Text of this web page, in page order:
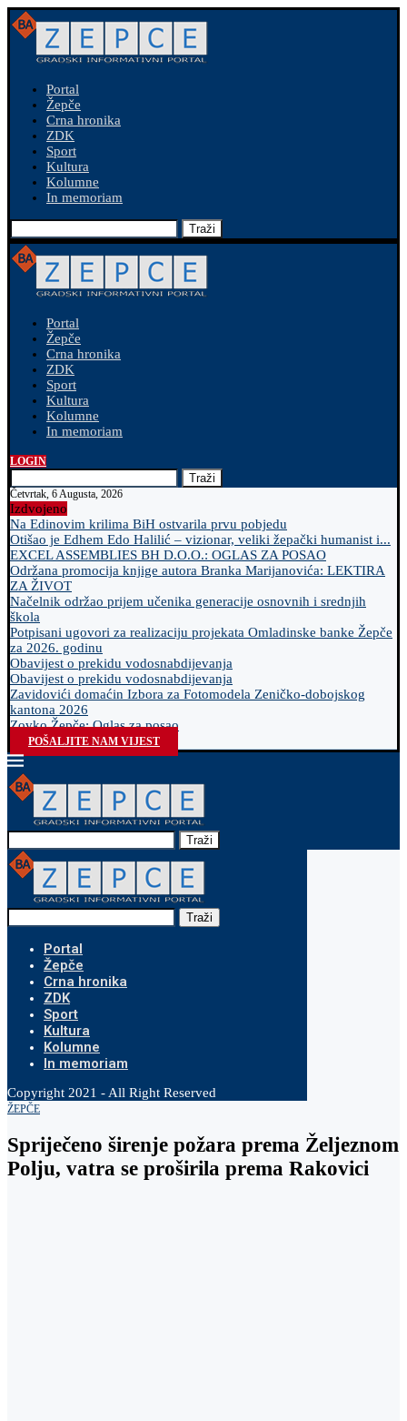
Portal
Žepče
Crna hronika
ZDK
Sport
Kultura
Kolumne
In memoriam
Traži
Portal
Žepče
Crna hronika
ZDK
Sport
Kultura
Kolumne
In memoriam
LOGIN
Traži
Četvrtak, 6 Augusta, 2026
Izdvojeno
Na Edinovim krilima BiH ostvarila prvu pobjedu
Otišao je Edhem Edo Halilić – vizionar, veliki žepački humanist i...
EXCEL ASSEMBLIES BH D.O.O.: OGLAS ZA POSAO
Održana promocija knjige autora Branka Marijanovića: LEKTIRA
ZA ŽIVOT
Načelnik održao prijem učenika generacije osnovnih i srednjih
škola
Potpisani ugovori za realizaciju projekata Omladinske banke Žepče
za 2026. godinu
Obavijest o prekidu vodosnabdijevanja
Obavijest o prekidu vodosnabdijevanja
Zavidovići domaćin Izbora za Fotomodela Zeničko-dobojskog
kantona 2026
Zovko Žepče: Oglas za posao
POŠALJITE NAM VIJEST
Traži
Traži
Portal
Žepče
Crna hronika
ZDK
Sport
Kultura
Kolumne
In memoriam
Copyright 2021 - All Right Reserved
ŽEPČE
Spriječeno širenje požara prema Željeznom
Polju, vatra se proširila prema Rakovici